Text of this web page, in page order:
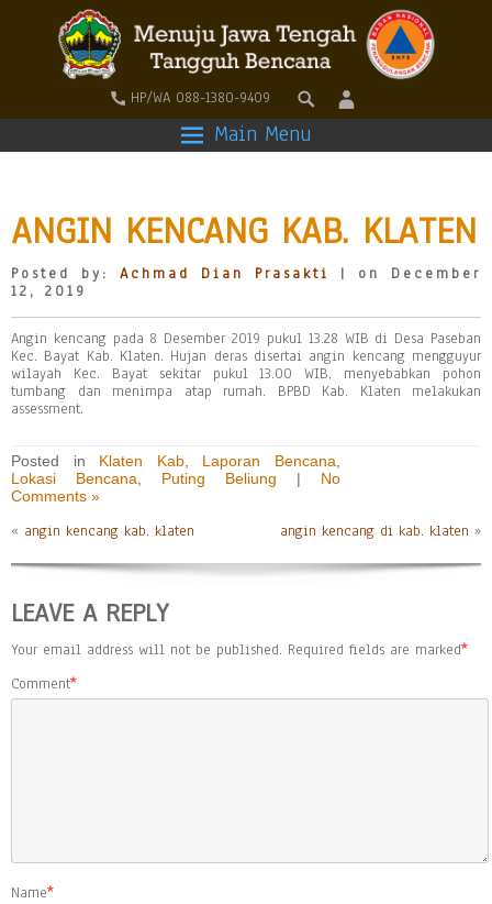
HP/WA 088-1380-9409
Main Menu
ANGIN KENCANG KAB. KLATEN
Posted by: Achmad Dian Prasakti
| on December
12, 2019
Angin kencang pada 8 Desember 2019 pukul 13.28 WIB di Desa Paseban
Kec. Bayat Kab. Klaten. Hujan deras disertai angin kencang mengguyur
wilayah Kec. Bayat sekitar pukul 13.00 WIB, menyebabkan pohon
tumbang dan menimpa atap rumah. BPBD Kab. Klaten melakukan
assessment.
Posted in Klaten Kab, Laporan Bencana
Lokasi Bencana
Puting Beliung | No
Comments »
« angin kencang kab. klaten angin kencang di kab. klaten »
LEAVE A REPLY
Your email address will not be published. Required fields are marked*
Comment*
Name*